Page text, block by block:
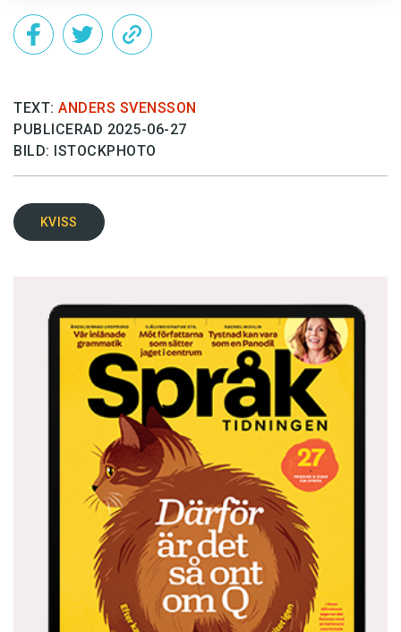
TEXT: ANDERS SVENSSON
PUBLICERAD 2025-06-27
BILD: ISTOCKPHOTO
KVISS